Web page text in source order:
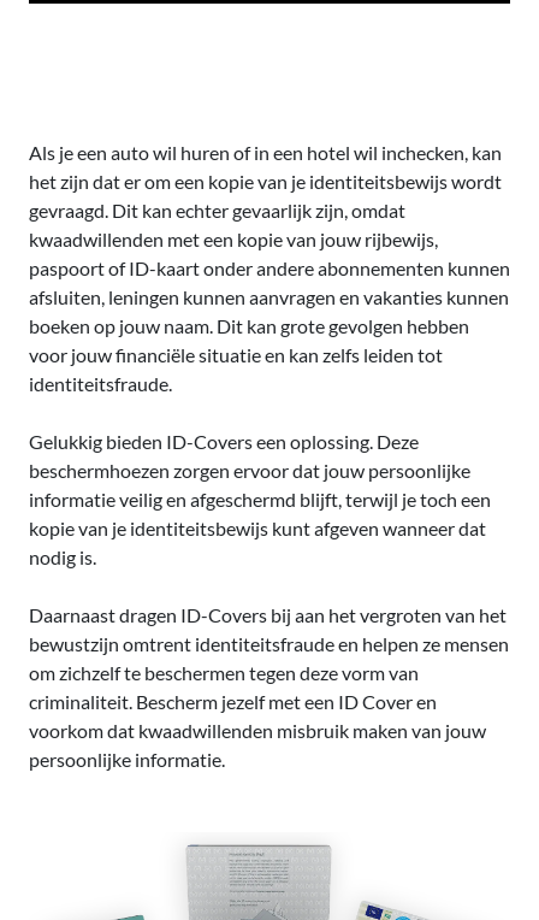
Als je een auto wil huren of in een hotel wil inchecken, kan
het zijn dat er om een kopie van je identiteitsbewijs wordt
gevraagd. Dit kan echter gevaarlijk zijn, omdat
kwaadwillenden met een kopie van jouw rijbewijs,
paspoort of ID-kaart onder andere abonnementen kunnen
afsluiten, leningen kunnen aanvragen en vakanties kunnen
boeken op jouw naam. Dit kan grote gevolgen hebben
voor jouw financiële situatie en kan zelfs leiden tot
identiteitsfraude.
Gelukkig bieden ID-Covers een oplossing. Deze
beschermhoezen zorgen ervoor dat jouw persoonlijke
informatie veilig en afgeschermd blijft, terwijl je toch een
kopie van je identiteitsbewijs kunt afgeven wanneer dat
nodig is.
Daarnaast dragen ID-Covers bij aan het vergroten van het
bewustzijn omtrent identiteitsfraude en helpen ze mensen
om zichzelf te beschermen tegen deze vorm van
criminaliteit. Bescherm jezelf met een ID Cover en
voorkom dat kwaadwillenden misbruik maken van jouw
persoonlijke informatie.